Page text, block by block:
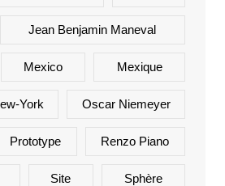
Jean Benjamin Maneval
Mexico Mexique
York Oscar Niemeyer
Prototype Renzo Piano
Site Sphère